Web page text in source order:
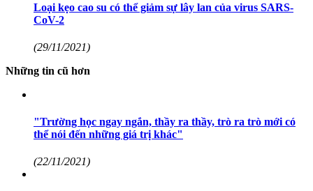
Loại kẹo cao su có thể giảm sự lây lan của virus SARS-
CoV-2
(29/11/2021)
Những tin cũ hơn
"Trường học ngay ngắn, thầy ra thầy, trò ra trò mới có
thể nói đến những giá trị khác"
(22/11/2021)